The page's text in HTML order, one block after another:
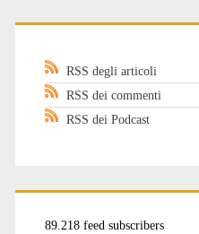
RSS degli articoli
RSS dei commenti
RSS dei Podcast
89.218 feed subscribers